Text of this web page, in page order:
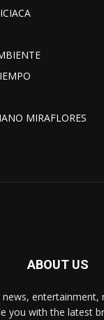
MIRAFLORES
ABOUT US
entertainment,
you with the latest